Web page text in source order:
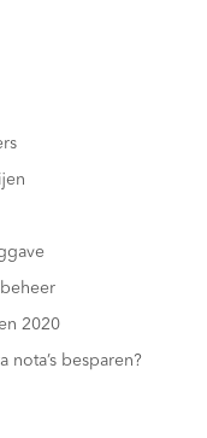
2020
nota’s besparen?